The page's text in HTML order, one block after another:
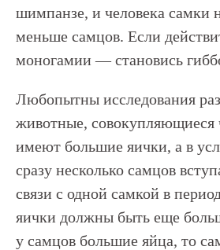
шимпанзе, и человека самки
меньше самцов. Если
моногамии — становись
Любопытны исследования
животные, совокупляющиеся
имеют большие яички, а в
сразу несколько самцов
связи с одной самкой в
яички должны быть еще
у самцов большие яйца, то